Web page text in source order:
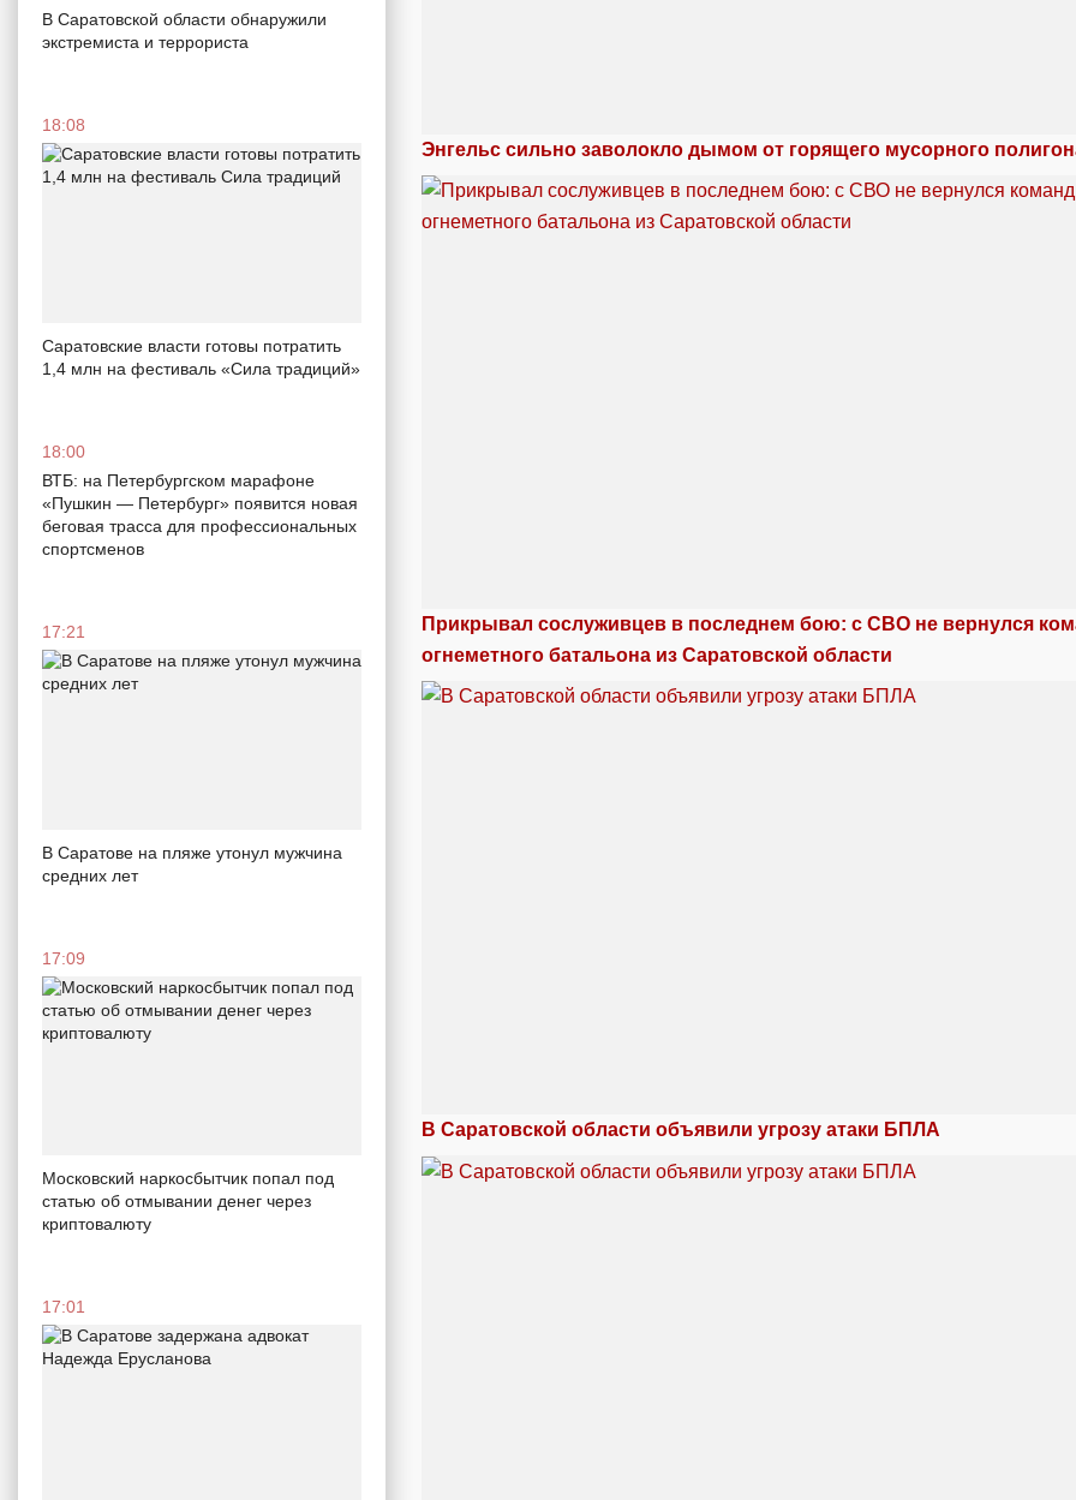
В Саратовской области обнаружили
экстремиста и террориста
18:08
Саратовские власти готовы потратить
1,4 млн на фестиваль «Сила традиций»
18:00
ВТБ: на Петербургском марафоне
«Пушкин — Петербург» появится новая
беговая трасса для профессиональных
спортсменов
17:21
В Саратове на пляже утонул мужчина
средних лет
17:09
Московский наркосбытчик попал под
статью об отмывании денег через
криптовалюту
17:01
Энгельс сильно заволокло дымом от горящего мусорного
Прикрывал сослуживцев в последнем бою: с СВО не вернулся
огнеметного батальона из Саратовской области
В Саратовской области объявили угрозу атаки БПЛА